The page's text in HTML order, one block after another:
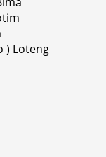
) Loteng